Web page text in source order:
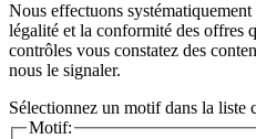
Nous effectuons
légalité et la conformité des offres
contrôles vous constatez des
nous le signaler.
Sélectionnez un motif dans la liste
Motif: